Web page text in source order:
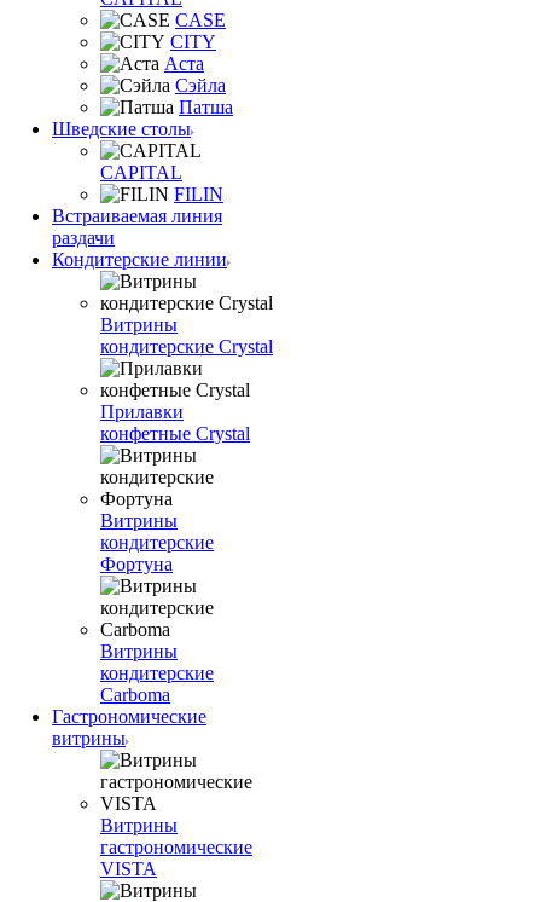
CASE
CITY
Аста
Сэйла
Патша
Шведские столы
CAPITAL
FILIN
Встраиваемая линия
раздачи
Кондитерские линии
Витрины
кондитерские Crystal
Прилавки
конфетные Crystal
Витрины
кондитерские
Фортуна
Витрины
кондитерские
Carboma
Гастрономические
витрины
Витрины
гастрономические
VISTA